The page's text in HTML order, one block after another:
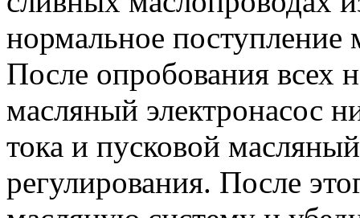
нормальное
После опробования всех
масляный электронасос
тока и пусковой
регулирования. После